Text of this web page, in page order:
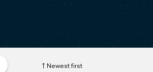
Newest first